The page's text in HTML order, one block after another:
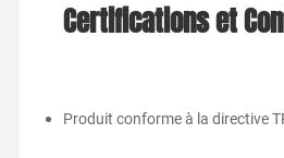
Certifications et
Produit conforme à la directive